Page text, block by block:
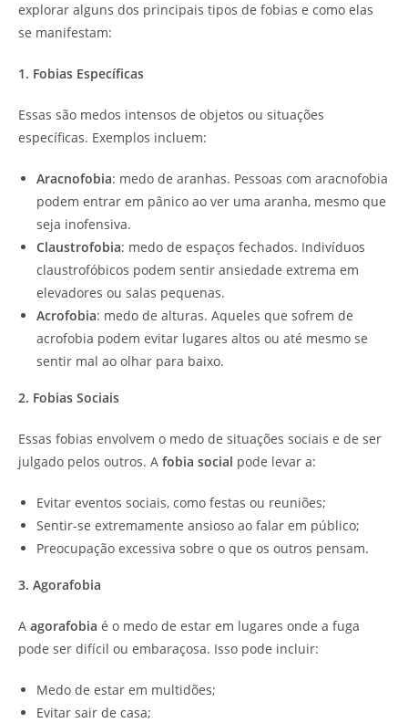
explorar alguns dos principais tipos de fobias e como elas
se manifestam:
1. Fobias Específicas
Essas são medos intensos de objetos ou situações
específicas. Exemplos incluem:
Aracnofobia: medo de aranhas. Pessoas com aracnofobia
podem entrar em pânico ao ver uma aranha, mesmo que
seja inofensiva.
Claustrofobia: medo de espaços fechados. Indivíduos
claustrofóbicos podem sentir ansiedade extrema em
elevadores ou salas pequenas.
Acrofobia: medo de alturas. Aqueles que sofrem de
acrofobia podem evitar lugares altos ou até mesmo se
sentir mal ao olhar para baixo.
2. Fobias Sociais
Essas fobias envolvem o medo de situações sociais e de ser
julgado pelos outros. A fobia social pode levar a:
Evitar eventos sociais, como festas ou reuniões;
Sentir-se extremamente ansioso ao falar em público;
Preocupação excessiva sobre o que os outros pensam.
3. Agorafobia
A agorafobia é o medo de estar em lugares onde a fuga
pode ser difícil ou embaraçosa. Isso pode incluir:
Medo de estar em multidões;
Evitar sair de casa;